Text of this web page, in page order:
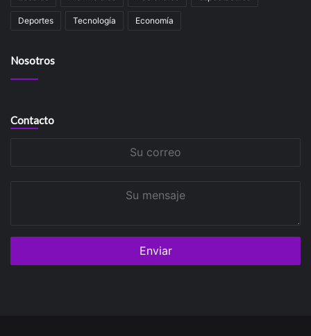
Deportes Tecnología Economía
Nosotros
Contacto